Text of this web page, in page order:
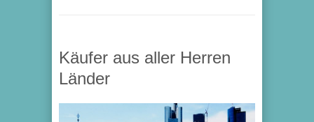
Käufer aus aller Herren
Länder